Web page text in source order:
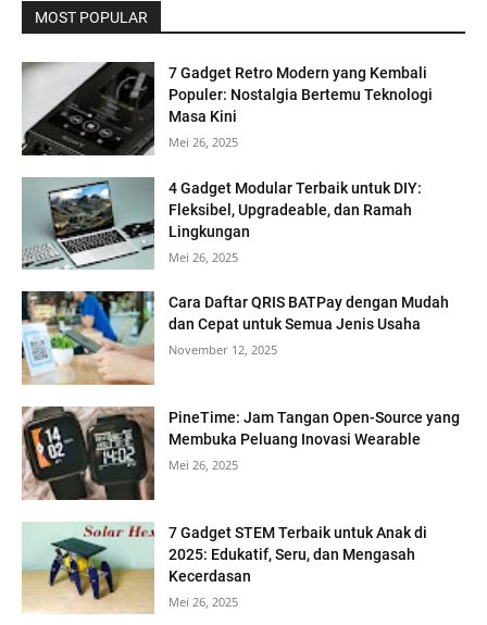
MOST POPULAR
7 Gadget Retro Modern yang Kembali
Populer: Nostalgia Bertemu Teknologi
Masa Kini
Mei 26, 2025
4 Gadget Modular Terbaik untuk DIY:
Fleksibel, Upgradeable, dan Ramah
Lingkungan
Mei 26, 2025
Cara Daftar QRIS BATPay dengan Mudah
dan Cepat untuk Semua Jenis Usaha
November 12, 2025
PineTime: Jam Tangan Open-Source yang
Membuka Peluang Inovasi Wearable
Mei 26, 2025
7 Gadget STEM Terbaik untuk Anak di
2025: Edukatif, Seru, dan Mengasah
Kecerdasan
Mei 26, 2025